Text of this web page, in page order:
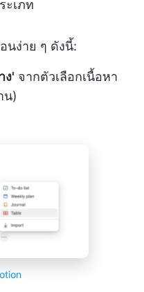
ะเภท
นง่าย ๆ ดังนี้:
ง' จากตัวเลือกเนื้อหา
น)